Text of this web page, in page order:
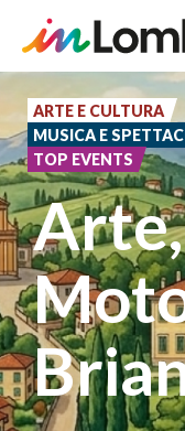
Salta
al
contenuto
principale
ARTE E CULTURA
MUSICA E
TOP EVENTS